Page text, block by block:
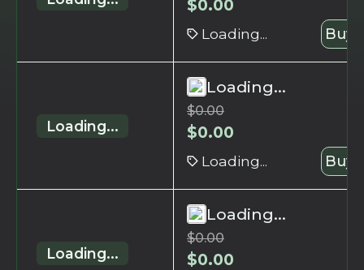
$0.00
Loading... Buy
Loading...
Loading...
$0.00
$0.00
Loading... Buy
Loading...
Loading...
$0.00
$0.00